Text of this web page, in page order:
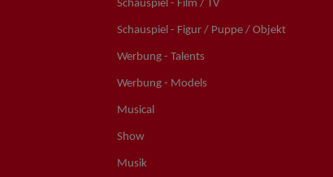
Schauspiel - Film / TV
Schauspiel - Figur / Puppe / Objekt
Werbung - Talents
Werbung - Models
Musical
Show
Musik